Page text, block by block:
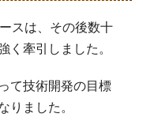
スは、その後数十
く牽引しました。
て技術開発の目標
りました。